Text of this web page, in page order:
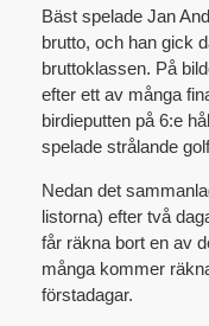
Bäst spelade Jan
brutto, och han gick
bruttoklassen. På
efter ett av många
birdieputten på 6:e
spelade strålande
Nedan det
listorna) efter två
får räkna bort en av
många kommer
förstadagar.